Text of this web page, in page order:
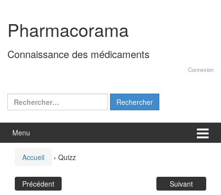
contenu
menu
principal
Pharmacorama
Connaissance des médicaments
Connexion
Rechercher :
Menu
Accueil › Quizz
Précédent Suivant